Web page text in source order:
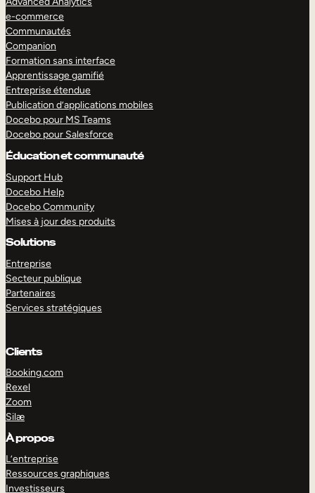
e-commerce
Communautés
Companion
Formation sans interface
Apprentissage gamifié
Entreprise étendue
Publication d’applications mobiles
Docebo pour MS Teams
Docebo pour Salesforce
Éducation et communauté
Support Hub
Docebo Help
Docebo Community
Mises à jour des produits
Solutions
Entreprise
Secteur publique
Partenaires
Services stratégiques
Clients
Booking.com
Rexel
Zoom
Silæ
À propos
L’entreprise
Ressources graphiques
Investisseurs